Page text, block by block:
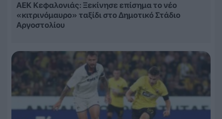
ΑΕΚ Κεφαλονιάς: Ξεκίνησε επίσημα το νέο
«κιτρινόμαυρο» ταξίδι στο Δημοτικό Στάδιο
Αργοστολίου